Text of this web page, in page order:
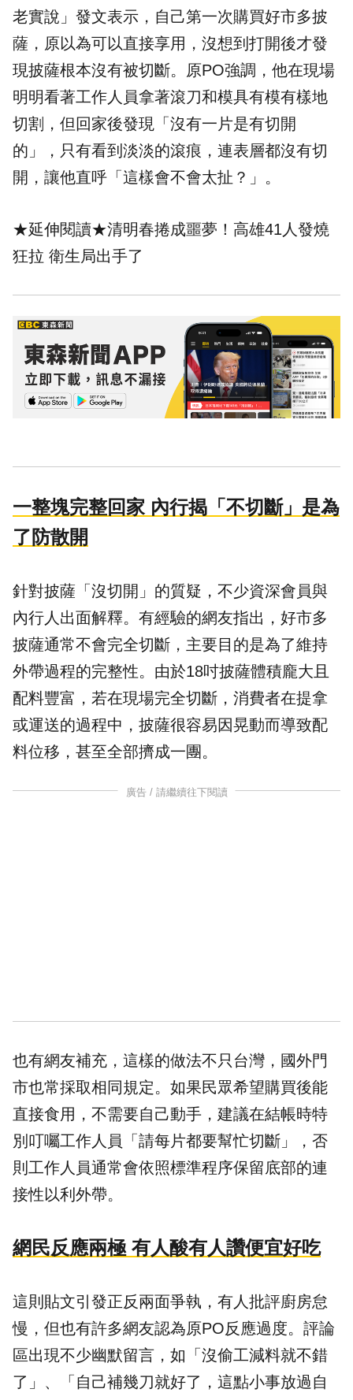
老實說 」發文表示，自己第一次購買好市多披
薩，原以為可以直接享用，沒想到打開後才發
現披薩根本沒有被切斷。原PO強調，他在現場
明明看著工作人員拿著滾刀和模具有模有樣地
切割，但回家後發現「沒有一片是有切開
的」，只有看到淡淡的滾痕，連表層都沒有切
開，讓他直呼「這樣會不會太扯？」。
★延伸閱讀★清明春捲成噩夢！高雄41人發燒
狂拉 衛生局出手了
一整塊完整回家 內行揭「不切斷」是為
了防散開
針對披薩「沒切開」的質疑，不少資深會員與
內行人出面解釋。有經驗的網友指出，好市多
披薩通常不會完全切斷，主要目的是為了維持
外帶過程的完整性。由於18吋披薩體積龐大且
配料豐富，若在現場完全切斷，消費者在提拿
或運送的過程中，披薩很容易因晃動而導致配
料位移，甚至全部擠成一團。
廣告 / 請繼續往下閱讀
也有網友補充，這樣的做法不只台灣，國外門
市也常採取相同規定。如果民眾希望購買後能
直接食用，不需要自己動手，建議在結帳時特
別叮囑工作人員「請每片都要幫忙切斷」，否
則工作人員通常會依照標準程序保留底部的連
接性以利外帶。
網民反應兩極 有人酸有人讚便宜好吃
這則貼文引發正反兩面爭執，有人批評廚房怠
慢，但也有許多網友認為原PO反應過度。評論
區出現不少幽默留言，如「沒偷工減料就不錯
了」、「自己補幾刀就好了，這點小事放過自